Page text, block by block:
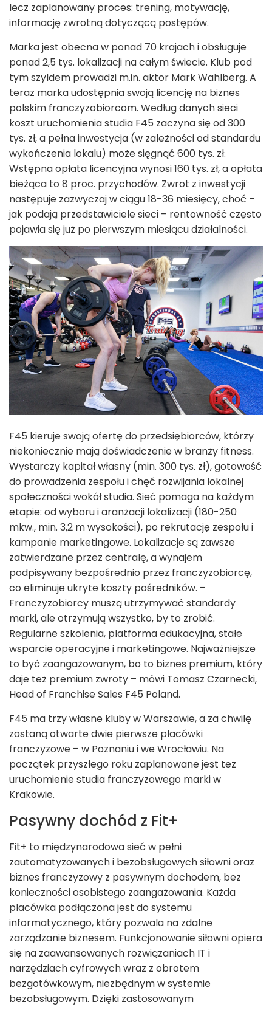
lecz zaplanowany proces: trening, motywację,
informację zwrotną dotyczącą postępów.
Marka jest obecna w ponad 70 krajach i obsługuje
ponad 2,5 tys. lokalizacji na całym świecie. Klub pod
tym szyldem prowadzi m.in. aktor Mark Wahlberg. A
teraz marka udostępnia swoją licencję na biznes
polskim franczyzobiorcom. Według danych sieci
koszt uruchomienia studia F45 zaczyna się od 300
tys. zł, a pełna inwestycja (w zależności od standardu
wykończenia lokalu) może sięgnąć 600 tys. zł.
Wstępna opłata licencyjna wynosi 160 tys. zł, a opłata
bieżąca to 8 proc. przychodów. Zwrot z inwestycji
następuje zazwyczaj w ciągu 18-36 miesięcy, choć –
jak podają przedstawiciele sieci – rentowność często
pojawia się już po pierwszym miesiącu działalności.
F45 kieruje swoją ofertę do przedsiębiorców, którzy
niekoniecznie mają doświadczenie w branży fitness.
Wystarczy kapitał własny (min. 300 tys. zł), gotowość
do prowadzenia zespołu i chęć rozwijania lokalnej
społeczności wokół studia. Sieć pomaga na każdym
etapie: od wyboru i aranżacji lokalizacji (180-250
mkw., min. 3,2 m wysokości), po rekrutację zespołu i
kampanie marketingowe. Lokalizacje są zawsze
zatwierdzane przez centralę, a wynajem
podpisywany bezpośrednio przez franczyzobiorcę,
co eliminuje ukryte koszty pośredników. –
Franczyzobiorcy muszą utrzymywać standardy
marki, ale otrzymują wszystko, by to zrobić.
Regularne szkolenia, platforma edukacyjna, stałe
wsparcie operacyjne i marketingowe. Najważniejsze
to być zaangażowanym, bo to biznes premium, który
daje też premium zwroty – mówi Tomasz Czarnecki,
Head of Franchise Sales F45 Poland.
F45 ma trzy własne kluby w Warszawie, a za chwilę
zostaną otwarte dwie pierwsze placówki
franczyzowe – w Poznaniu i we Wrocławiu. Na
początek przyszłego roku zaplanowane jest też
uruchomienie studia franczyzowego marki w
Krakowie.
Pasywny dochód z Fit+
Fit+ to międzynarodowa sieć w pełni
zautomatyzowanych i bezobsługowych siłowni oraz
biznes franczyzowy z pasywnym dochodem, bez
konieczności osobistego zaangażowania. Każda
placówka podłączona jest do systemu
informatycznego, który pozwala na zdalne
zarządzanie biznesem. Funkcjonowanie siłowni opiera
się na zaawansowanych rozwiązaniach IT i
narzędziach cyfrowych wraz z obrotem
bezgotówkowym, niezbędnym w systemie
bezobsługowym. Dzięki zastosowanym